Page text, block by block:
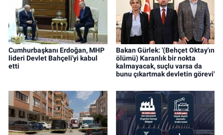
Cumhurbaşkanı Erdoğan, MHP
lideri Devlet Bahçeli'yi kabul
etti
Bakan Gürlek: '(Behçet Oktay'ın
ölümü) Karanlık bir nokta
kalmayacak, suçlu varsa da
bunu çıkartmak devletin görevi'